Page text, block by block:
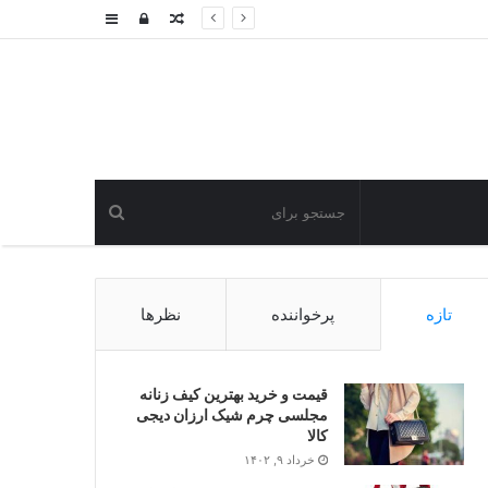
ورود نوشته
تازه پرخواننده نظرها
قیمت و خرید بهترین کیف زنانه
مجلسی چرم شیک ارزان دیجی
کالا
خرداد ۹, ۱۴۰۲